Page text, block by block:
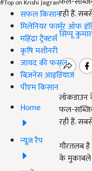
#Top on Krishi Jagran
सफल किसान
मिलेनियर फार्मर ऑफ
महिंद्रा ट्रैक्टर्स
कृषि मशीनरी
जायद की फसल
बिज़नेस आइडियाज
पीएम किसान
Home
न्यूज़ रैप
रही हैं.
सिप्पू कुमार
लॉकडाउन
फल-
रही हैं.
गौरतलब
के मुकाबले